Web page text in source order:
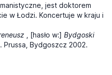
jest doktorem
w Łodzi. Koncertuje w kraju i
, [hasło w:] Bydgoski
Prussa, Bydgoszcz 2002.